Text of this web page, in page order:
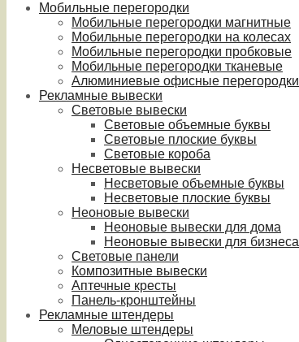
Мобильные перегородки
Мобильные перегородки магнитные
Мобильные перегородки на колесах
Мобильные перегородки пробковые
Мобильные перегородки тканевые
Алюминиевые офисные перегородки
Рекламные вывески
Световые вывески
Световые объемные буквы
Световые плоские буквы
Световые короба
Несветовые вывески
Несветовые объемные буквы
Несветовые плоские буквы
Неоновые вывески
Неоновые вывески для дома
Неоновые вывески для бизнеса
Световые панели
Композитные вывески
Аптечные кресты
Панель-кронштейны
Рекламные штендеры
Меловые штендеры